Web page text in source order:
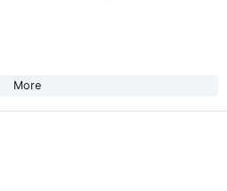
More